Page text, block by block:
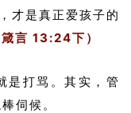
才是真正爱孩子的
言 13:24下）
是打骂。其实，管
伺候。